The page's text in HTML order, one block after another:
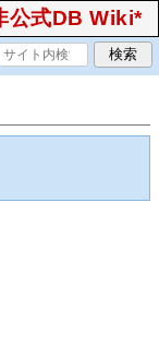
公式DB Wiki*